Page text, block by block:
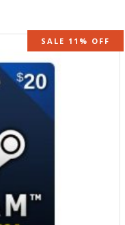
SALE 11% OFF